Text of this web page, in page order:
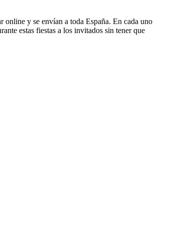
online y se envían a toda España. En cada uno
estas fiestas a los invitados sin tener que